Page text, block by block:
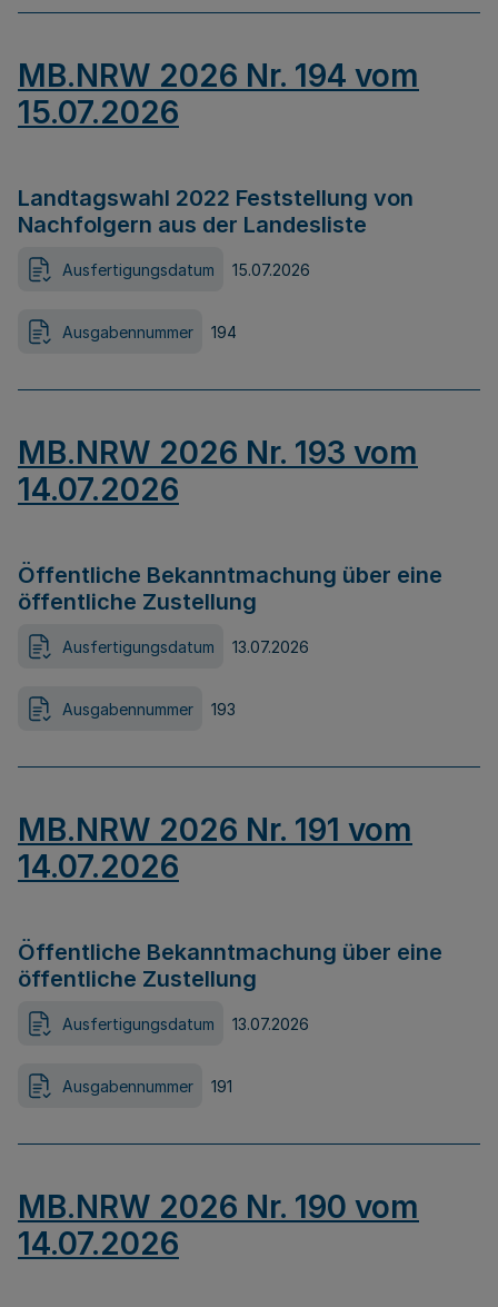
MB.NRW 2026 Nr. 194 vom
15.07.2026
Landtagswahl 2022 Feststellung von
Nachfolgern aus der Landesliste
Ausfertigungsdatum 15.07.2026
Ausgabennummer 194
MB.NRW 2026 Nr. 193 vom
14.07.2026
Öffentliche Bekanntmachung über eine
öffentliche Zustellung
Ausfertigungsdatum 13.07.2026
Ausgabennummer 193
MB.NRW 2026 Nr. 191 vom
14.07.2026
Öffentliche Bekanntmachung über eine
öffentliche Zustellung
Ausfertigungsdatum 13.07.2026
Ausgabennummer 191
MB.NRW 2026 Nr. 190 vom
14.07.2026